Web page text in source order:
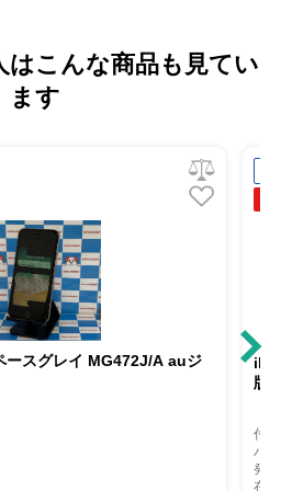
はこんな商品も見てい
ます
スグレイ MG472J/A auジ
版
付
バ
発
在